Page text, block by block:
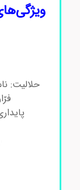
حلالیت: